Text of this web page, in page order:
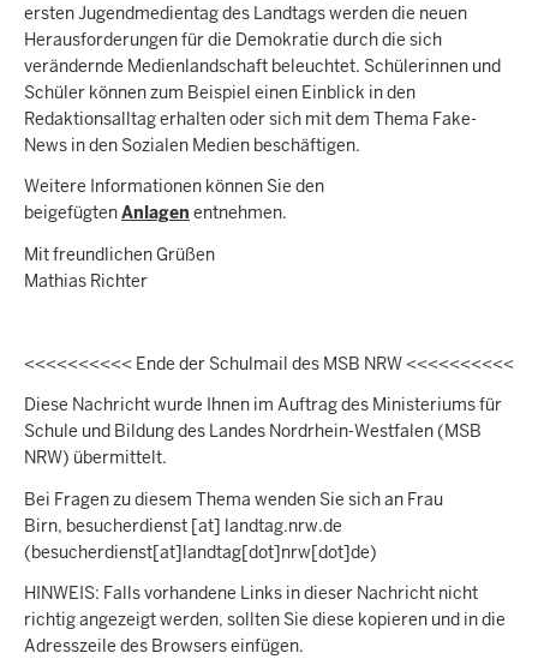
ersten Jugendmedientag des Landtags werden die neuen
Herausforderungen für die Demokratie durch die sich
verändernde Medienlandschaft beleuchtet. Schülerinnen und
Schüler können zum Beispiel einen Einblick in den
Redaktionsalltag erhalten oder sich mit dem Thema Fake-
News in den Sozialen Medien beschäftigen.
Weitere Informationen können Sie den
beigefügtenAnlagen entnehmen.
Mit freundlichen Grüßen
Mathias Richter
<<<<<<<<<< Ende der Schulmail des MSB NRW <<<<<<<<<<
Diese Nachricht wurde Ihnen im Auftrag des Ministeriums für
Schule und Bildung des Landes Nordrhein-Westfalen (MSB
NRW) übermittelt.
Bei Fragen zu diesem Thema wenden Sie sich an Frau
Birn, besucherdienst [at] landtag.nrw.de
(besucherdienst[at]landtag[dot]nrw[dot]de)
HINWEIS: Falls vorhandene Links in dieser Nachricht nicht
richtig angezeigt werden, sollten Sie diese kopieren und in die
Adresszeile des Browsers einfügen.